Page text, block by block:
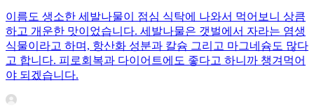
이름도 생소한 세발나물이 점심 식탁에 나와서 먹어보니 상큼
하고 개운한 맛이었습니다. 세발나물은 갯벌에서 자라는 염생
식물이라고 하며, 항산화 성분과 칼슘 그리고 마그네슘도 많다
고 합니다. 피로회복과 다이어트에도 좋다고 하니까 챙겨먹어
야 되겠습니다.